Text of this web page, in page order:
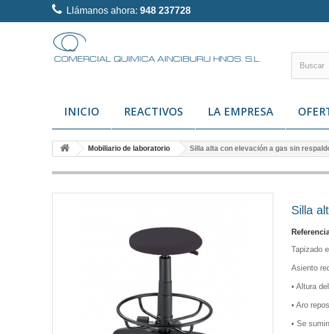
Llámanos ahora: 948 237728
INICIO REACTIVOS LA EMPRESA
Mobiliario de laboratorio Silla alta con elevación a gas sin
Silla
Tapizado
Asiento
• Altura
• Aro
• Se